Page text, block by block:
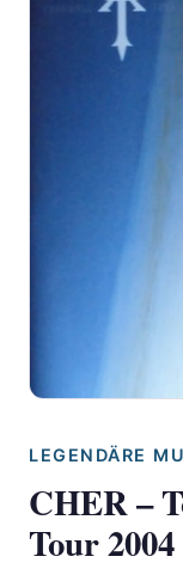
LEGENDÄRE
CHER –
Tour 2004